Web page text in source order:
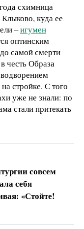
схимница
куда ее
–игумен
оптинским
самой смерти
честь Образа
стройке. С того
уже не знали: по
стали притекать
совсем
себя
«Стойте!